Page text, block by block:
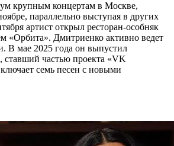
крупным концертам в Москве,
параллельно выступая в других
артист открыл ресторан-особняк
«Орбита». Дмитриенко активно ведет
В мае 2025 года он выпустил
ставший частью проекта «VK
семь песен с новыми